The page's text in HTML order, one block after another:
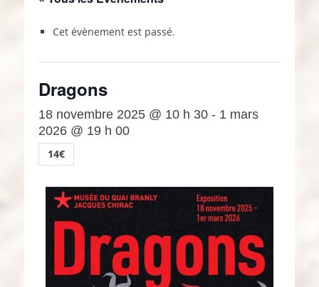
Cet évènement est passé.
Dragons
18 novembre 2025 @ 10 h 30 - 1 mars
2026 @ 19 h 00
14€